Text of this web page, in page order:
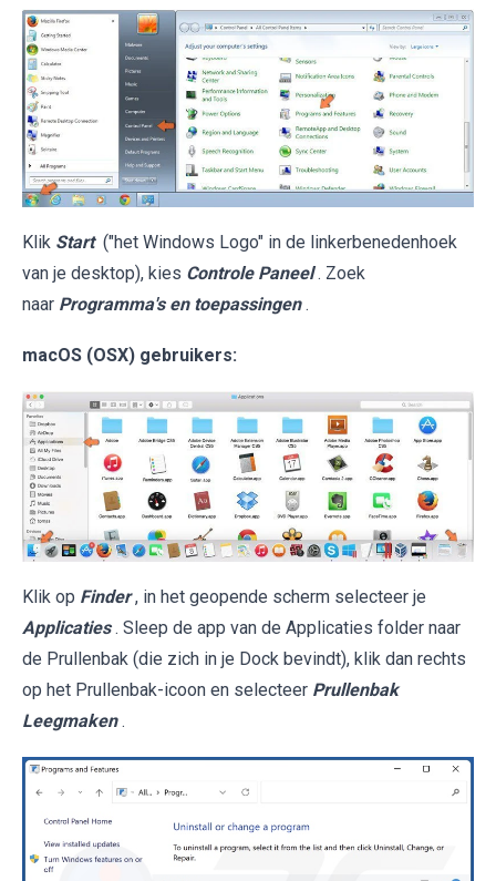
Klik Start ("het Windows Logo" in de linkerbenedenhoek
van je desktop), kies Controle Paneel . Zoek
naar Programma's en toepassingen .
macOS (OSX) gebruikers:
Klik op Finder , in het geopende scherm selecteer je
Applicaties . Sleep de app van de Applicaties folder naar
de Prullenbak (die zich in je Dock bevindt), klik dan rechts
op het Prullenbak-icoon en selecteer Prullenbak
Leegmaken .